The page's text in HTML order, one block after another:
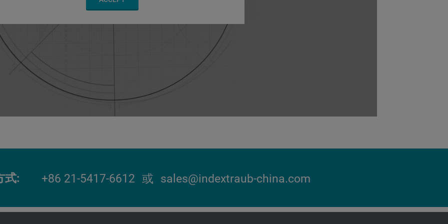
式 +86 21-5417-6612 或 sales@indextraub-china.com